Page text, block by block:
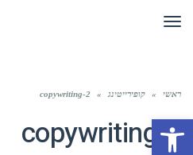
פתח סרגל נגישות
תפריט
ראשי » קופירייטינג »
copywriting-2
copywriting-2